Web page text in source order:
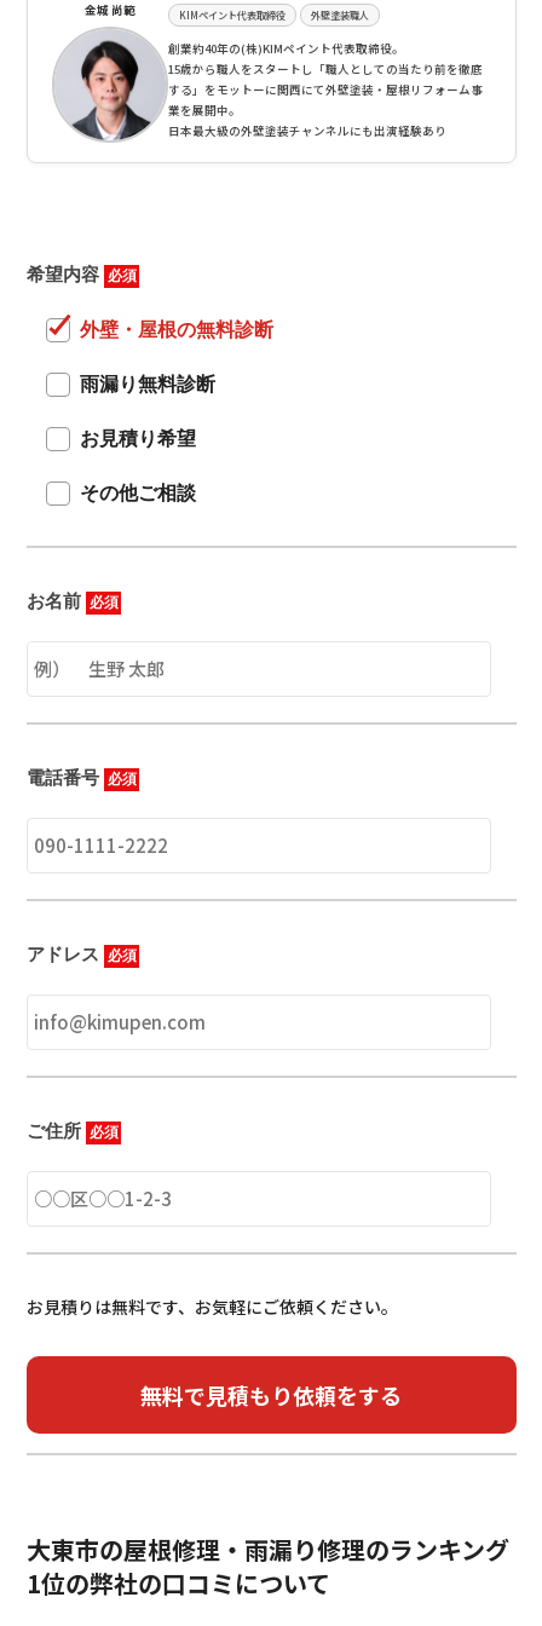
金城 尚範 KIMペイント代表取締役 外壁塗装職人
創業約40年の(株)KIMペイント代表取締役。
15歳から職人をスタートし「職人としての当たり前を徹底
する」をモットーに関西にて外壁塗装・屋根リフォーム事
業を展開中。
日本最大級の外壁塗装チャンネルにも出演経験あり
希望内容 必須
外壁・屋根の無料診断
雨漏り無料診断
お見積り希望
その他ご相談
お名前 必須
電話番号 必須
アドレス 必須
ご住所 必須
お見積りは無料です、お気軽にご依頼ください。
大東市の屋根修理・雨漏り修理のランキング
1位の弊社の口コミについて